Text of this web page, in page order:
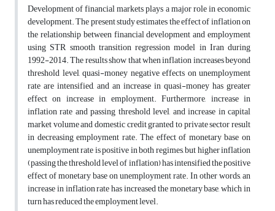
Development of financial markets plays a major role in economic
development. The present study estimates the effect of inflation on
the relationship between financial development and employment
using STR smooth transition regression model in Iran during
1992-2014. The results show that when inflation increases beyond
threshold level, quasi-money negative effects on unemployment
rate are intensified, and an increase in quasi-money has greater
effect on increase in employment. Furthermore, increase in
inflation rate and passing threshold level, and increase in capital
market volume and domestic credit granted to private sector result
in decreasing employment rate. The effect of monetary base on
unemployment rate is positive in both regimes, but higher inflation
(passing the threshold level of inflation) has intensified the positive
effect of monetary base on unemployment rate. In other words, an
increase in inflation rate has increased the monetary base, which in
turn has reduced the employment level.